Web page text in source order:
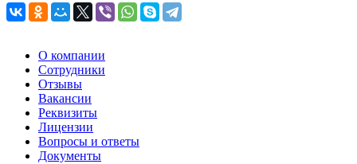
О компании
Сотрудники
Отзывы
Вакансии
Реквизиты
Лицензии
Вопросы и ответы
Документы